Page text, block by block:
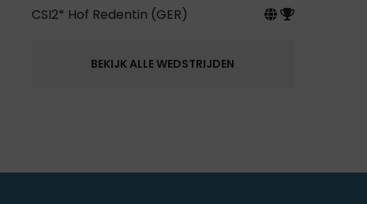
CSI2* Hof Redentin (GER)
BEKIJK ALLE WEDSTRIJDEN